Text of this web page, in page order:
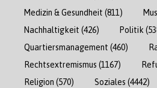
Medizin & Gesundheit (811)
Nachhaltigkeit (426) Politik
Quartiersmanagement (460)
Rechtsextremismus (1167)
Religion (570) Soziales (4442)